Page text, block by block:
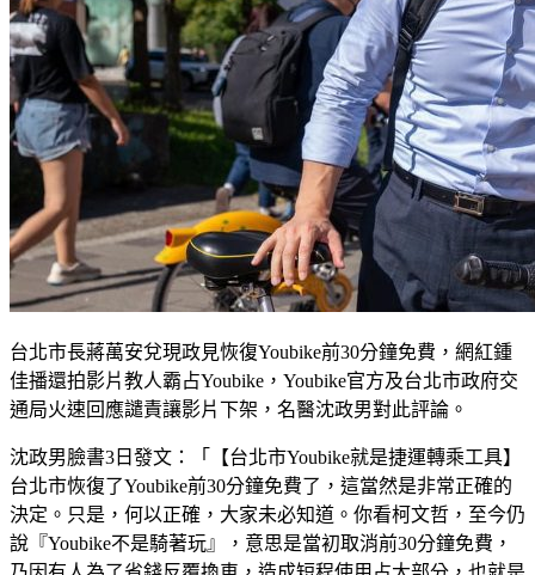
台北市長蔣萬安兌現政見恢復Youbike前30分鐘免費，網紅鍾
佳播還拍影片教人霸占Youbike，Youbike官方及台北市政府交
通局火速回應譴責讓影片下架，名醫沈政男對此評論。
沈政男臉書3日發文：「【台北市Youbike就是捷運轉乘工具】
台北市恢復了Youbike前30分鐘免費了，這當然是非常正確的
決定。只是，何以正確，大家未必知道。你看柯文哲，至今仍
說『Youbike不是騎著玩』，意思是當初取消前30分鐘免費，